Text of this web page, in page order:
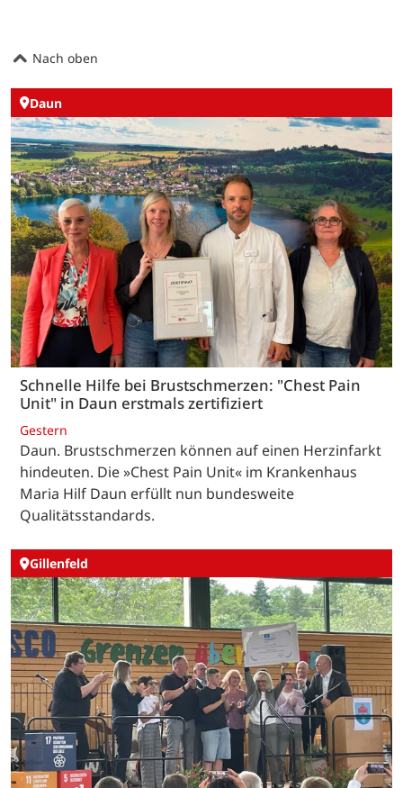
Nach oben
Daun
Schnelle Hilfe bei Brustschmerzen: "Chest Pain
Unit" in Daun erstmals zertifiziert
Gestern
Daun. Brustschmerzen können auf einen Herzinfarkt
hindeuten. Die »Chest Pain Unit« im Krankenhaus
Maria Hilf Daun erfüllt nun bundesweite
Qualitätsstandards.
Gillenfeld